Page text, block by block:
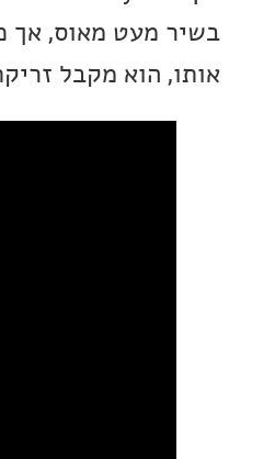
הוא מקבל זריקת אנרגיה